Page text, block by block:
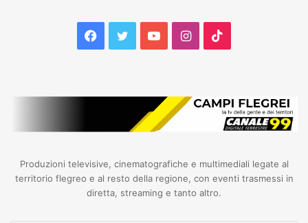
Facebook
TwitterYouTubeInstagram
Produzioni televisive, cinematografiche e multimediali legate al
territorio flegreo e al resto della regione, con eventi trasmessi in
diretta, streaming e tanto altro.